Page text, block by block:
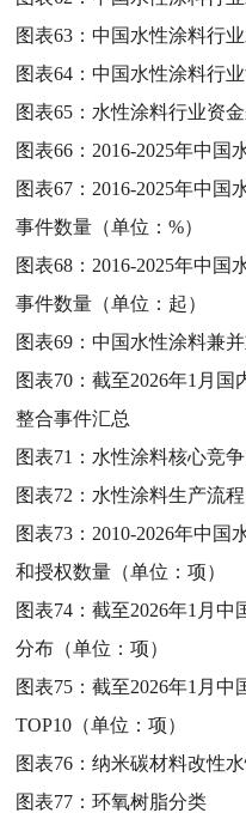
图表63：中国水性涂料行
图表64：中国水性涂料行
图表65： 水性涂料行业资
图表66： 2016-2025年中国
图表67： 2016-2025年中国
事件数量（单位：%）
图表68： 2016-2025年中国
事件数量（单位：起）
图表69：中国水性涂料兼
图表70：截至2026年1月国
整合事件汇总
图表71： 水性涂料核心竞
图表72： 水性涂料生产流程
图表73： 2010-2026年中国
和授权数量（单位：项）
图表74：截至2026年1月中
分布（单位：项）
图表75：截至2026年1月中
TOP10（单位：项）
图表76：纳米碳材料改性
图表77：环氧树脂分类